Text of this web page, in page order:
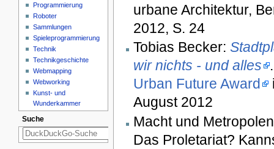
urbane Architektur,
2012, S. 24
Tobias Becker:
wir nichts - und alles
Urban Future Award
August 2012
Macht und
Das Proletariat?
Programmierung
Roboter
Sammlungen
Spieleprogrammierung
Technik
Technikgeschichte
Webmapping
Webworking
Kunst- und
Wunderkammer
Suche